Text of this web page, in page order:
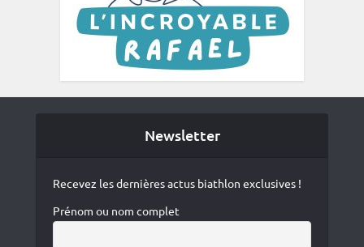
Newsletter
Recevez les dernières actus biathlon exclusives !
Prénom ou nom complet